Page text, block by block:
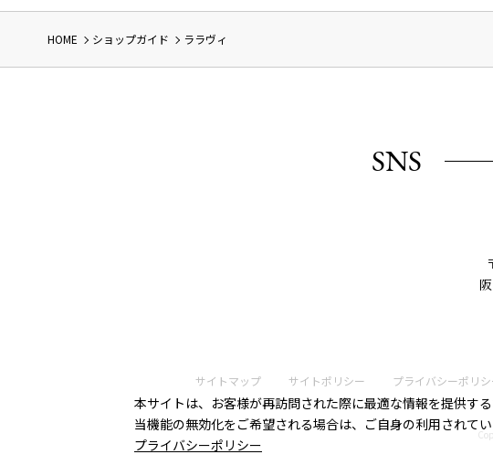
本サイトは、お客様が再訪問された際に最適な情報を提供す
当機能の無効化をご希望される場合は、ご自身の利用されて
プライバシーポリシー
HOME ショップガイド ララヴィ
SNS
サイトマップ サイトポリシー プライバシーポリシ